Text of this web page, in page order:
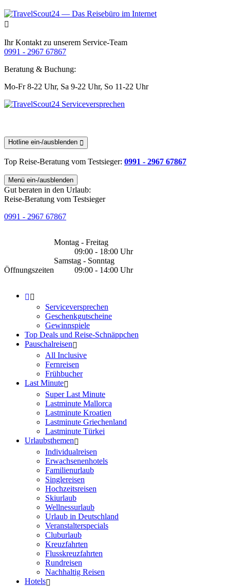
Ihr Kontakt zu unserem Service-Team
0991 - 2967 67867
Beratung & Buchung:
Mo-Fr 8-22 Uhr, Sa 9-22 Uhr, So 11-22 Uhr
Hotline ein-/ausblenden
Top Reise-Beratung vom Testsieger: 0991 - 2967 67867
Menü ein-/ausblenden
Gut beraten in den Urlaub:
Reise-Beratung vom Testsieger
0991 - 2967 67867
Öffnungszeiten
Montag - Freitag
09:00 - 18:00 Uhr
Samstag - Sonntag
09:00 - 14:00 Uhr
Serviceversprechen
Geschenkgutscheine
Gewinnspiele
Top Deals und Reise-Schnäppchen
Pauschalreisen
All Inclusive
Fernreisen
Frühbucher
Last Minute
Super Last Minute
Lastminute Mallorca
Lastminute Kroatien
Lastminute Griechenland
Lastminute Türkei
Urlaubsthemen
Individualreisen
Erwachsenenhotels
Familienurlaub
Singlereisen
Hochzeitsreisen
Skiurlaub
Wellnessurlaub
Urlaub in Deutschland
Veranstalterspecials
Cluburlaub
Kreuzfahrten
Flusskreuzfahrten
Rundreisen
Nachhaltig Reisen
Hotels